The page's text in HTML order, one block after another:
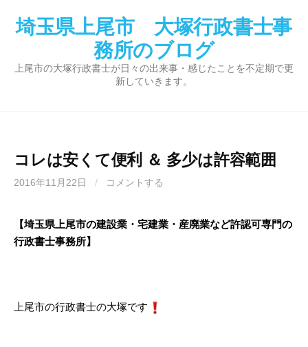
埼玉県上尾市 大塚行政書士事
務所のブログ
上尾市の大塚行政書士が日々の出来事・感じたことを不定期で更
新していきます。
コレは安くて便利 ＆ 多少は許容範囲
2016年11月22日 / コメントする
【埼玉県上尾市の建設業・宅建業・産廃業など許認可専門の
行政書士事務所】
上尾市の行政書士の大塚です